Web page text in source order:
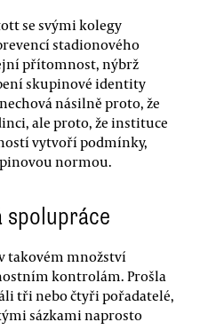
se svými kolegy
stadionového
přítomnost, nýbrž
skupinové identity
násilně proto, že
ale proto, že instituce
vytvoří podmínky,
normou.
spolupráce
takovém množství
kontrolám. Prošla
tři nebo čtyři pořadatelé,
sázkami naprosto